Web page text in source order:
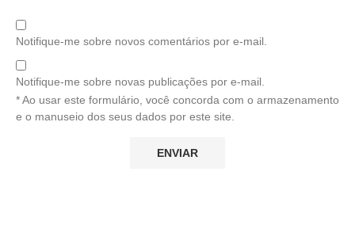
Notifique-me sobre novos comentários por e-mail.
Notifique-me sobre novas publicações por e-mail.
* Ao usar este formulário, você concorda com o armazenamento
e o manuseio dos seus dados por este site.